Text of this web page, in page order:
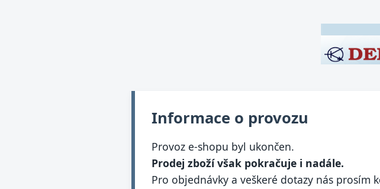
Informace o provozu
Provoz e-shopu byl ukončen.
Prodej zboží však pokračuje i nadále.
Pro objednávky a veškeré dotazy nás prosím